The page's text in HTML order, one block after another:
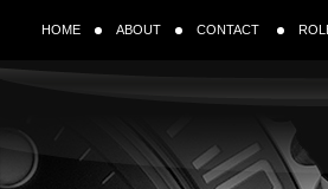
HOME ABOUT CONTACT